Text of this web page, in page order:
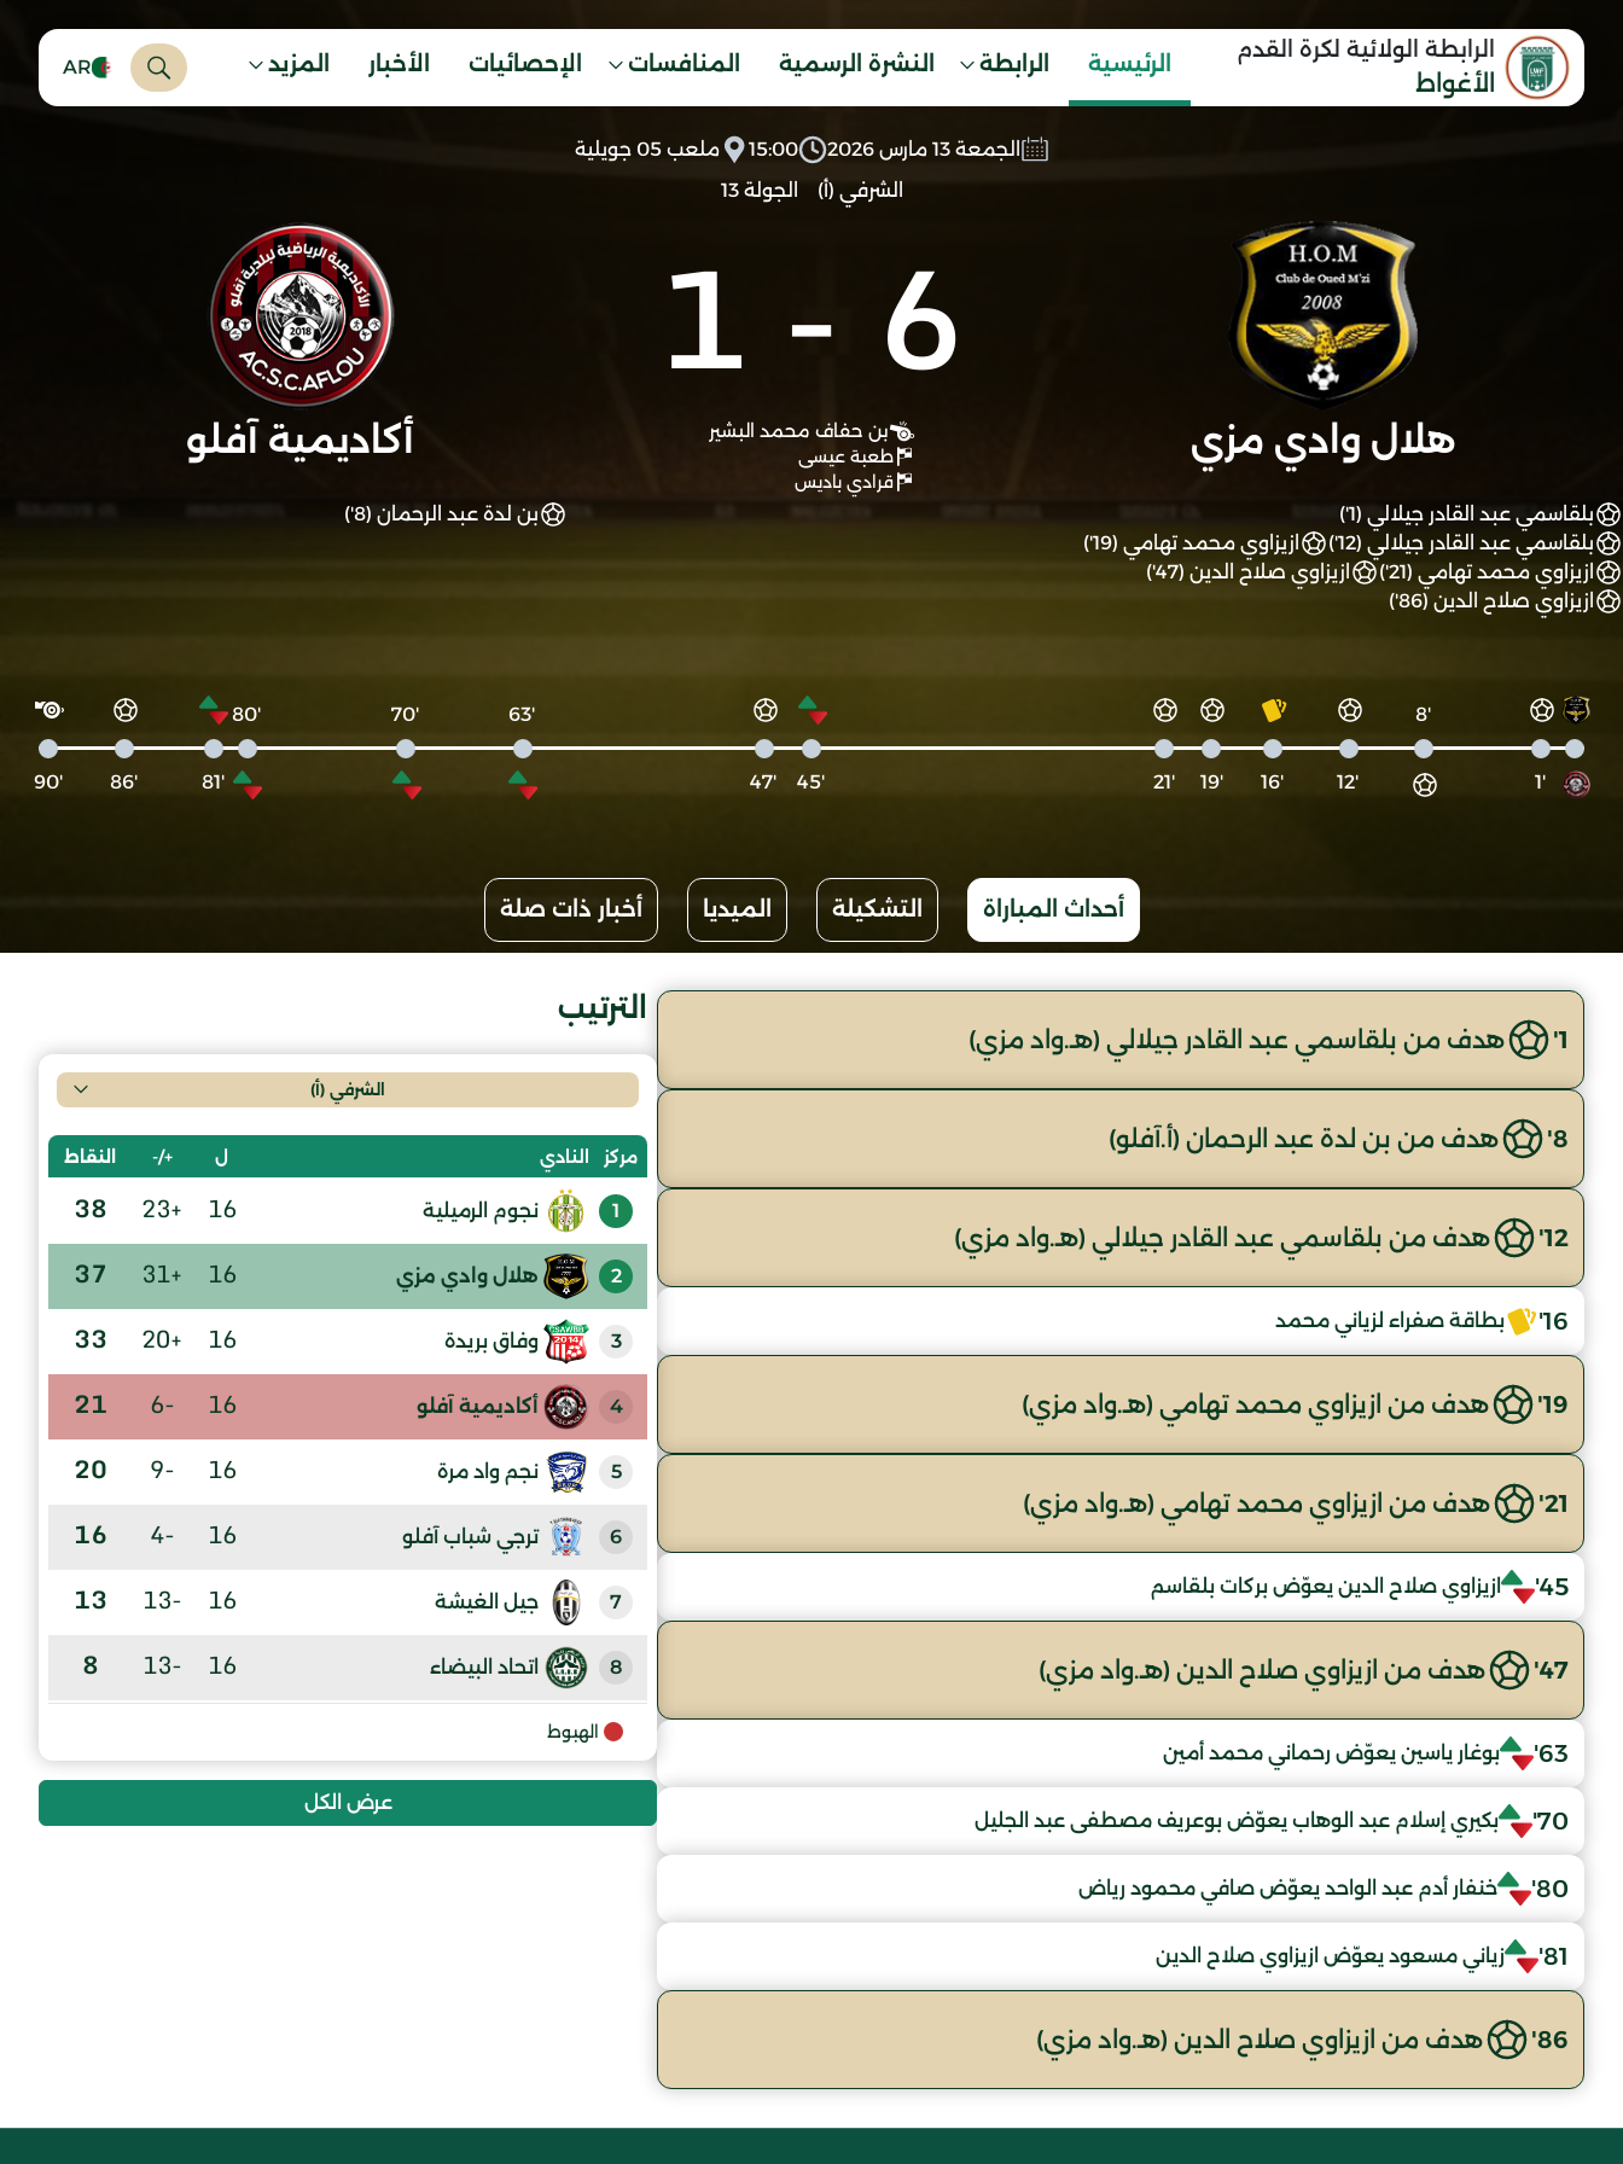
الرابطة الولائية لكرة القدم
الأغواط
الرئيسية الرابطة النشرة الرسمية المنافسات الإحصائيات الأخبار المزيد AR
الجمعة 13 مارس 2026 15:00
ملعب 05 جويلية
الشرفي (أ)
الجولة 13
هلال وادي مزي
6
-
1
بن حفاف محمد البشير
طعبة عيسى
قرادي باديس
أكاديمية آفلو
بلقاسمي عبد القادر جيلالي (1')
بلقاسمي عبد القادر جيلالي (12')
ازيزاوي محمد تهامي (19')
ازيزاوي محمد تهامي (21')
ازيزاوي صلاح الدين (47')
ازيزاوي صلاح الدين (86')
بن لدة عبد الرحمان (8')
'1
'8
'12
'16
'19
'21
'45
'47
'63
'70
'80
'81
'86
'90
أحداث المباراة التشكيلة الميديا أخبار ذات صلة
1' هدف من بلقاسمي عبد القادر جيلالي (هـ.واد مزي)
8' هدف من بن لدة عبد الرحمان (أ.آفلو)
12' هدف من بلقاسمي عبد القادر جيلالي (هـ.واد مزي)
16' بطاقة صفراء لزياني محمد
19' هدف من ازيزاوي محمد تهامي (هـ.واد مزي)
21' هدف من ازيزاوي محمد تهامي (هـ.واد مزي)
45' ازيزاوي صلاح الدين يعوّض بركات بلقاسم
47' هدف من ازيزاوي صلاح الدين (هـ.واد مزي)
63' بوغار ياسين يعوّض رحماني محمد أمين
70' بكيري إسلام عبد الوهاب يعوّض بوعريف مصطفى عبد الجليل
80' خنفار أدم عبد الواحد يعوّض صافي محمود رياض
81' زياني مسعود يعوّض ازيزاوي صلاح الدين
86' هدف من ازيزاوي صلاح الدين (هـ.واد مزي)
الترتيب
الشرفي (أ)
مركز النادي ل +/- النقاط
1 نجوم الرميلية 16
+23
38
2 هلال وادي مزي 16
+31
37
3 وفاق بريدة 16
+20
33
4 أكاديمية آفلو 16
-6
21
5 نجم واد مرة 16
-9
20
6 ترجي شباب آفلو 16
-4
16
7 جيل الغيشة 16
-13
13
8 اتحاد البيضاء 16
-13
8
9 الهبوط
عرض الكل